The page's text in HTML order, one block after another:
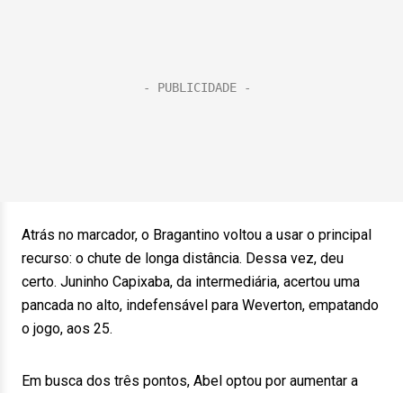
Atrás no marcador, o Bragantino voltou a usar o principal
recurso: o chute de longa distância. Dessa vez, deu
certo. Juninho Capixaba, da intermediária, acertou uma
pancada no alto, indefensável para Weverton, empatando
o jogo, aos 25.
Em busca dos três pontos, Abel optou por aumentar a